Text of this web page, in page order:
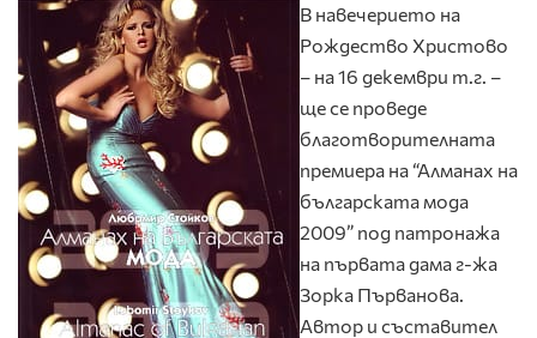
В навечерието на
Рождество Христово
– на 16 декември т.г. –
ще се проведе
благотворителната
премиера на “Алманах на
българската мода
2009” под патронажа
на първата дама г-жа
Зорка Първанова.
Автор и съставител